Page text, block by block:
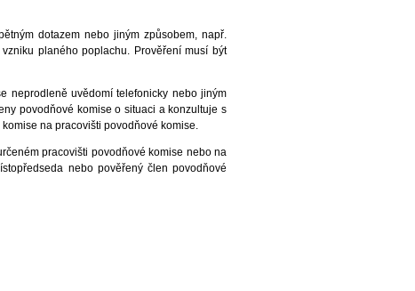
dotazem nebo jiným způsobem, např.
planého poplachu. Prověření musí být
neprodleně uvědomí telefonicky nebo jiným
povodňové komise o situaci a konzultuje s
na pracovišti povodňové komise.
pracovišti povodňové komise nebo na
nebo pověřený člen povodňové